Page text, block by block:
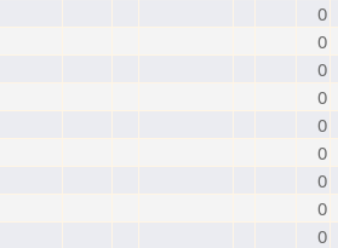
0
0
0
0
0
0
0
0
0